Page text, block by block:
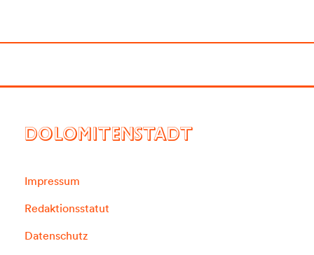
DOLOMITENSTADT
Impressum
Redaktionsstatut
Datenschutz